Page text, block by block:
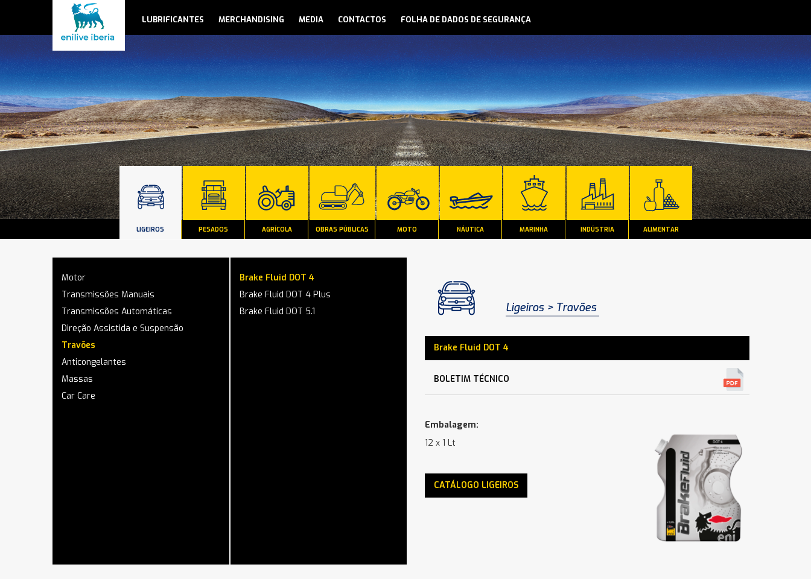
LUBRIFICANTES MERCHANDISING MEDIA CONTACTOS FOLHA DE DADOS DE SEGURANÇA
LIGEIROS PESADOS AGRÍCOLA OBRAS PÚBLICAS MOTO NÁUTICA MARINHA INDÚSTRIA ALIMENTAR
Motor
Transmissões Manuais
Transmissões Automáticas
Direção Assistida e Suspensão
Travões
Anticongelantes
Massas
Car Care
Brake Fluid DOT 4
Brake Fluid DOT 4 Plus
Brake Fluid DOT 5.1
Ligeiros Travões
Brake Fluid DOT 4
BOLETIM TÉCNICO
Embalagem:
12 x 1 Lt
CATÁLOGO LIGEIROS